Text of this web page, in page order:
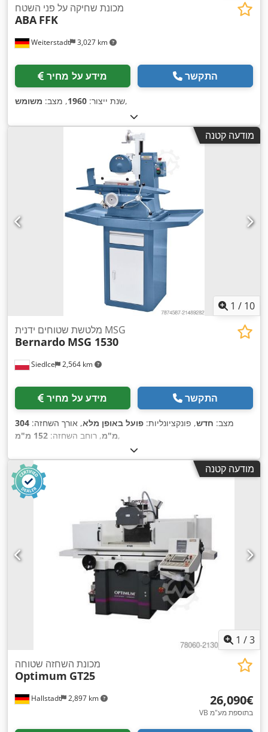
Weiterstadt 3,027 km
מכונת שחיקה על פני השטח
ABA FFK
מידע על מחיר התקשר
שנת ייצור: 1960, מצב: משומש ,
מודעה קטנה
1 / 10
Siedlce 2,564 km
מלטשת שטוחים ידנית MSG
Bernardo MSG 1530
מידע על מחיר התקשר
מצב: חדש, פונקציונליות: פועל באופן מלא, אורך השחזה: 304
מ"מ, רוחב השחזה: 152 מ"מ ,
מודעה קטנה
1 /3
Hallstadt 2,897 km
מכונת השחזה שטוחה
Optimum GT25
‏26,090 ‏€
VB בתוספת מע"מ